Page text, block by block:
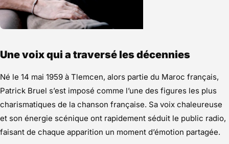
Une voix qui a traversé les décennies
Né le 14 mai 1959 à Tlemcen, alors partie du Maroc français,
Patrick Bruel s’est imposé comme l’une des figures les plus
charismatiques de la chanson française. Sa voix chaleureuse
et son énergie scénique ont rapidement séduit le public radio,
faisant de chaque apparition un moment d’émotion partagée.